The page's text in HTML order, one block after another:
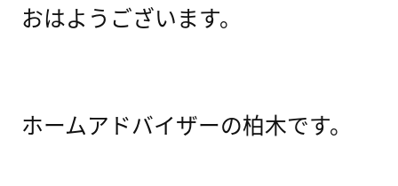
おはようございます。
ホームアドバイザーの柏木です。